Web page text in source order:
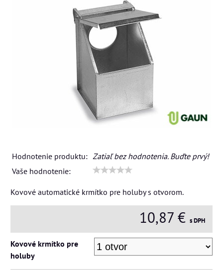
Hodnotenie produktu: Zatiaľ bez hodnotenia. Buďte prvý!
Vaše hodnotenie:
Kovové automatické krmítko pre holuby s otvorom.
10,87 € s DPH
Kovové krmítko pre
holuby